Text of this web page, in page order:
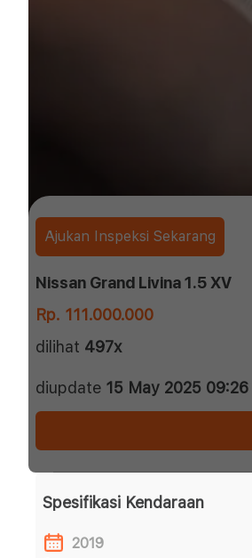
Ajukan Inspeksi Sekarang
Nissan Grand Livina 1.5 XV
Rp. 111.000.000
dilihat 497x
diupdate 15 May 2025 09:26
Spesifikasi Kendaraan
2019